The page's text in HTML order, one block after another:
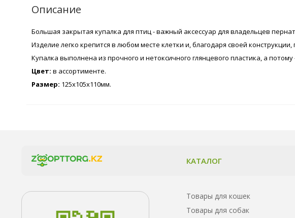
Описание
Большая закрытая купалка для птиц - важный аксессуар для владельцев
Изделие легко крепится в любом месте клетки и, благодаря своей
Купалка выполнена из прочного и нетоксичного глянцевого пластика, а
Цвет: в ассортименте.
Размер: 125х105х110мм.
КАТАЛОГ
Товары для кошек
Товары для собак